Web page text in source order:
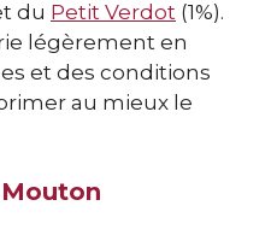
du Petit Verdot (1%).
légèrement en
et des conditions
au mieux le